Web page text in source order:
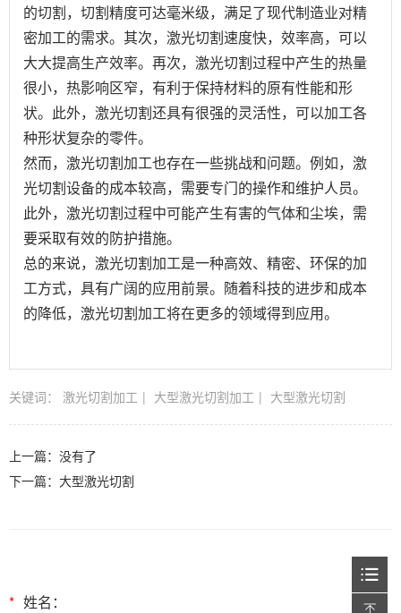
的切割，切割精度可达毫米级，满足了现代制造业对精
密加工的需求。其次，激光切割速度快，效率高，可以
大大提高生产效率。再次，激光切割过程中产生的热量
很小，热影响区窄，有利于保持材料的原有性能和形
状。此外，激光切割还具有很强的灵活性，可以加工各
种形状复杂的零件。
然而，激光切割加工也存在一些挑战和问题。例如，激
光切割设备的成本较高，需要专门的操作和维护人员。
此外，激光切割过程中可能产生有害的气体和尘埃，需
要采取有效的防护措施。
总的来说，激光切割加工是一种高效、精密、环保的加
工方式，具有广阔的应用前景。随着科技的进步和成本
的降低，激光切割加工将在更多的领域得到应用。
关键词： 激光切割加工 大型激光切割加工 大型激光切割
上一篇：没有了
下一篇： 大型激光切割
* 姓名：